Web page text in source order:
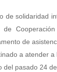
de solidaridad
de
de
a atender
pasado 24